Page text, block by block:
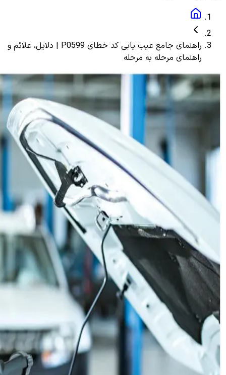
راهنمای جامع عیب یابی کد خطای P0599 | دلایل، علائم و
راهنمای مرحله به مرحله